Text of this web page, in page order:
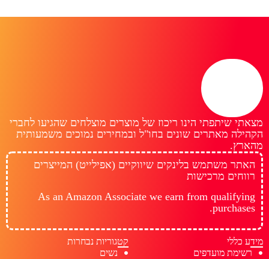
מצאתי שיתפתי הינו ריכוז של מוצרים מוצלחים שהגיעו לחברי
הקהילה מאתרים שונים בחו"ל ובמחירים נמוכים משמעותית
מהארץ.
האתר משתמש בלינקים שיווקיים (אפילייט) המייצרים
רווחים מרכישות
As an Amazon Associate we earn from qualifying
purchases.
מידע כללי
רשימת מועדפים
קטגוריות נבחרות
נשים